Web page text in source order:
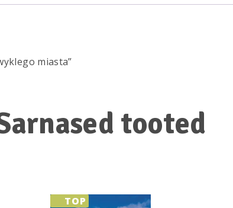
miasta”
tooted
TOP